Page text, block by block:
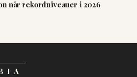
når rekordniveauer i 2026